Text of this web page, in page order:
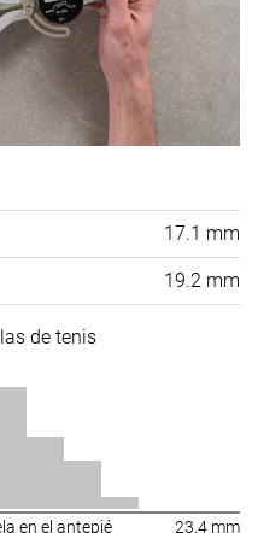
17.1 mm
19.2 mm
de tenis
en el antepié 23.4 mm